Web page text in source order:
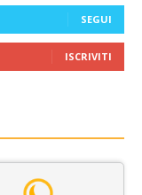
SEGUI
ISCRIVITI